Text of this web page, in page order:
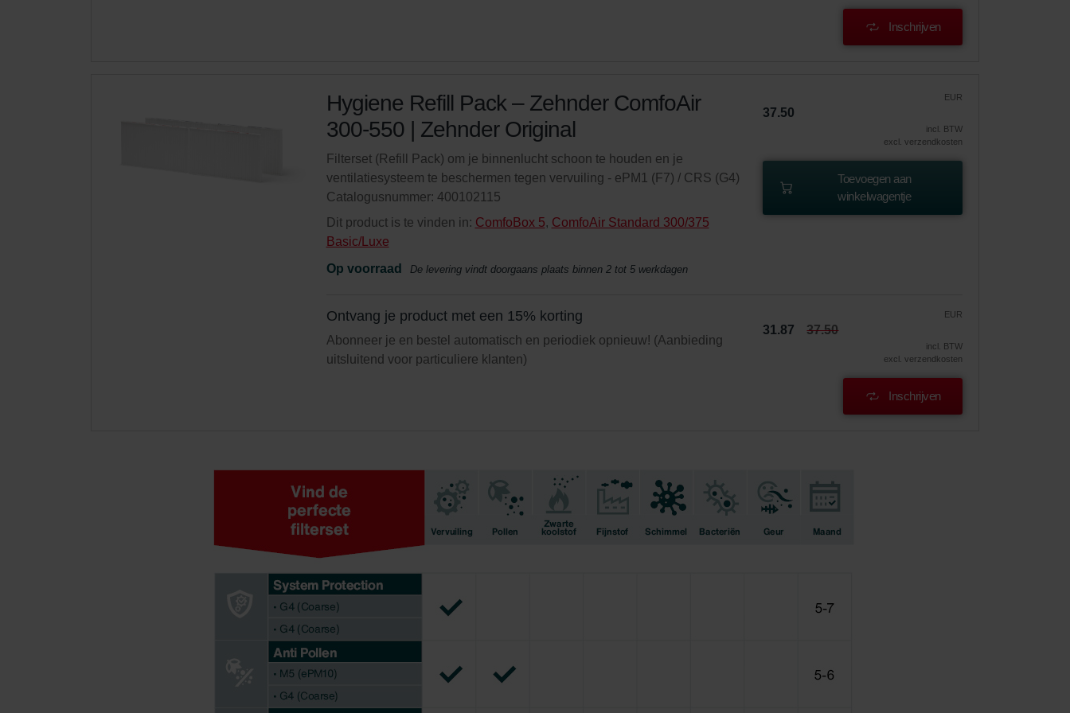
Inschrijven
Hygiene Refill Pack – Zehnder ComfoAir
300-550 | Zehnder Original
Filterset (Refill Pack) om je binnenlucht schoon te houden en je
ventilatiesysteem te beschermen tegen vervuiling - ePM1 (F7) / CRS (G4)
Catalogusnummer: 400102115
Dit product is te vinden in: ComfoBox 5, ComfoAir Standard 300/375
Basic/Luxe
Op voorraad
De levering vindt doorgaans plaats binnen 2 tot 5 werkdagen
EUR
37.50
incl. BTW
excl. verzendkosten
Toevoegen aan
winkelwagentje
Ontvang je product met een 15% korting
Abonneer je en bestel automatisch en periodiek opnieuw! (Aanbieding
uitsluitend voor particuliere klanten)
EUR
31.87 37.50
incl. BTW
excl. verzendkosten
Inschrijven